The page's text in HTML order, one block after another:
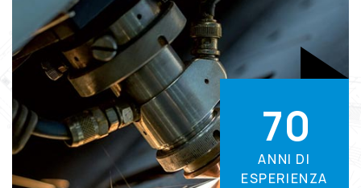
70
ANNI DI
ESPERIENZA